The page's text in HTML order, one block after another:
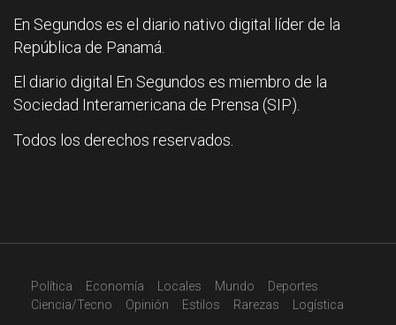
En Segundos es el diario nativo digital líder de la
República de Panamá.
El diario digital En Segundos es miembro de la
Sociedad Interamericana de Prensa (SIP).
Todos los derechos reservados.
Política Economía Locales Mundo
Deportes
Ciencia/Tecno
Opinión Estilos Rarezas Logística